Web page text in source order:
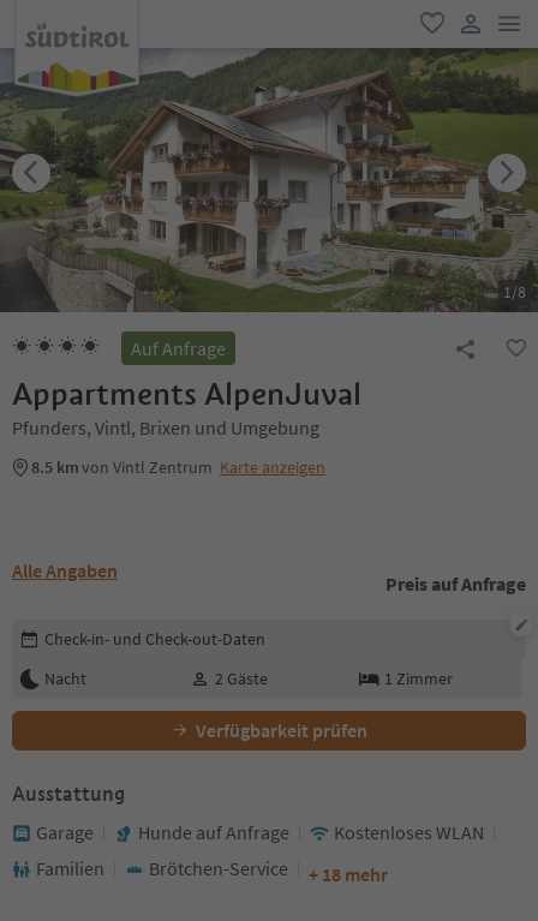
favorit
user link
1/8
Auf Anfrage
Appartments AlpenJuval
Pfunders, Vintl, Brixen und Umgebung
8.5 kmvon Vintl Zentrum Karte anzeigen
Alle Angaben
Preis auf Anfrage
Buchungsdetails bearbeiten
Check-in- und Check-out-Daten
Nacht
2 Gäste 1 Zimmer
Verfügbarkeit prüfen
Ausstattung
Garage Hunde auf Anfrage
Kostenloses WLAN
Familien
Brötchen-Service + 18 mehr